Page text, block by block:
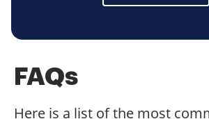
FAQs
Here is a list of the most